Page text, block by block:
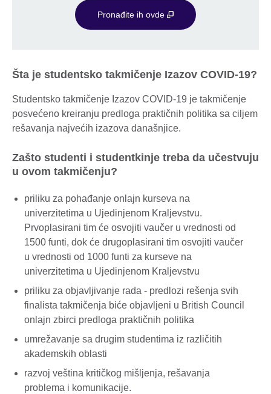
Pronađite ih ovde
Šta je studentsko takmičenje Izazov COVID-19?
Studentsko takmičenje Izazov COVID-19 je takmičenje
posvećeno kreiranju predloga praktičnih politika sa ciljem
rešavanja najvećih izazova današnjice.
Zašto studenti i studentkinje treba da učestvuju
u ovom takmičenju?
priliku za pohađanje onlajn kurseva na
univerzitetima u Ujedinjenom Kraljevstvu.
Prvoplasirani tim će osvojiti vaučer u vrednosti od
1500 funti, dok će drugoplasirani tim osvojiti vaučer
u vrednosti od 1000 funti za kurseve na
univerzitetima u Ujedinjenom Kraljevstvu
priliku za objavljivanje rada - predlozi rešenja svih
finalista takmičenja biće objavljeni u British Council
onlajn zbirci predloga praktičnih politika
umrežavanje sa drugim studentima iz različitih
akademskih oblasti
razvoj veština kritičkog mišljenja, rešavanja
problema i komunikacije.